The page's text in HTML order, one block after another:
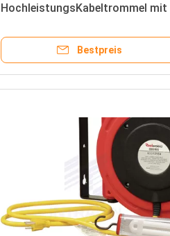
HochleistungsKabeltrommel mit
elektrische Schnur-Spule
Bestpreis